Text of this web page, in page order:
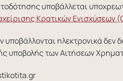
υποβάλλεται
Κρατικών Ενισχύσεων
υποβάλλονται ηλεκτρονικά
υποβολής των Αιτήσεων